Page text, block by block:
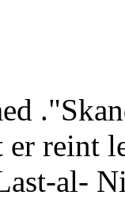
er reint
al-